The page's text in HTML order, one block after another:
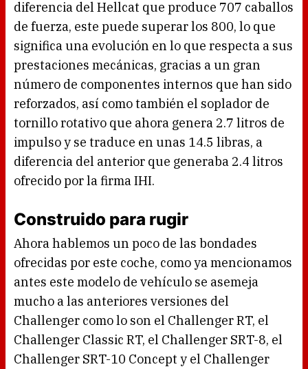
diferencia del Hellcat que produce 707 caballos
de fuerza, este puede superar los 800, lo que
significa una evolución en lo que respecta a sus
prestaciones mecánicas, gracias a un gran
número de componentes internos que han sido
reforzados, así como también el soplador de
tornillo rotativo que ahora genera 2.7 litros de
impulso y se traduce en unas 14.5 libras, a
diferencia del anterior que generaba 2.4 litros
ofrecido por la firma IHI.
Construido para rugir
Ahora hablemos un poco de las bondades
ofrecidas por este coche, como ya mencionamos
antes este modelo de vehículo se asemeja
mucho a las anteriores versiones del
Challenger como lo son el Challenger RT, el
Challenger Classic RT, el Challenger SRT-8, el
Challenger SRT-10 Concept y el Challenger